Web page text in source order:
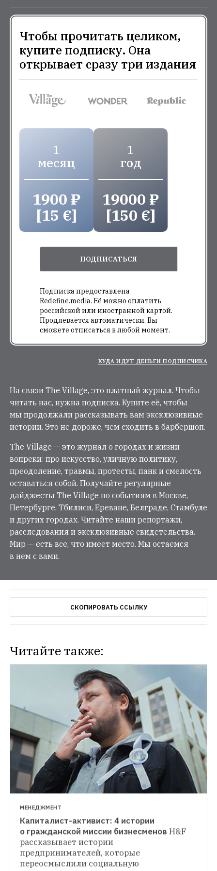
Чтобы прочитать целиком,
купите подписку. Она
открывает сразу три издания
1
месяц
1900 ₽
[15 €]
1
год
19000 ₽
[150 €]
ПОДПИСАТЬСЯ
Подписка предоставлена
Redefine.media. Её можно оплатить
российской или иностранной картой.
Продлевается автоматически. Вы
сможете отписаться в любой момент.
КУДА ИДУТ ДЕНЬГИ ПОДПИСЧИКА
На связи The Village, это платный журнал. Чтобы
читать нас, нужна подписка. Купите её, чтобы
мы продолжали рассказывать вам эксклюзивные
истории. Это не дороже, чем сходить в барбершоп.
The Village — это журнал о городах и жизни
вопреки: про искусство, уличную политику,
преодоление, травмы, протесты, панк и смелость
оставаться собой. Получайте регулярные
дайджесты The Village по событиям в Москве,
Петербурге, Тбилиси, Ереване, Белграде, Стамбуле
и других городах. Читайте наши репортажи,
расследования и эксклюзивные свидетельства.
Мир — есть все, что имеет место. Мы остаемся
в нем с вами.
СКОПИРОВАТЬ ССЫЛКУ
Читайте также:
Какую литературу чаще всего покупают
москвичиКниги по культуре и искусству
покупают только 2 % горожан
МЕНЕДЖМЕНТ
Капиталист-активист: 4 истории
о гражданской миссии бизнесменов H&F
рассказывает истории
предпринимателей, которые
переосмыслили социальную